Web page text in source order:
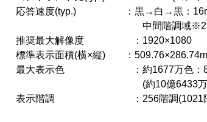
応答速度(typ.) ：黒→白→黒：
中間階調域※2：
推奨最大解像度 ：1920×1080
標準表示面積(横×縦) ：
最大表示色 ：約1677万色：
(約10億6433万色中/
表示階調 ：256階調(1021階